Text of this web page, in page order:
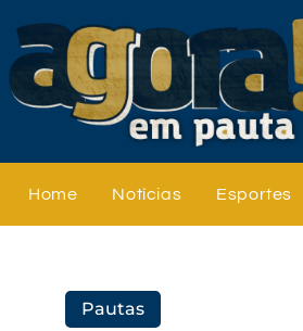
Home Notícias Esportes
Pautas